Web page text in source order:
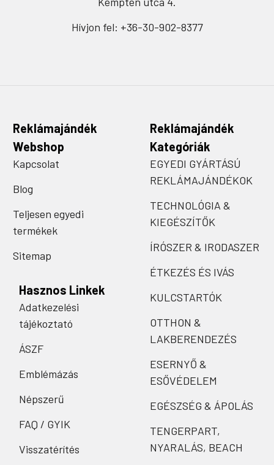
Hívjon fel: +36-30-902-8377
Reklámajándék
Webshop
Kapcsolat
Blog
Teljesen egyedi
termékek
Sitemap
Hasznos Linkek
Adatkezelési
tájékoztató
ÁSZF
Emblémázás
Népszerű
FAQ / GYIK
Visszatérítés
Reklámajándék
Kategóriák
EGYEDI GYÁRTÁSÚ
REKLÁMAJÁNDÉKOK
TECHNOLÓGIA &
KIEGÉSZÍTŐK
ÍRÓSZER & IRODASZER
ÉTKEZÉS ÉS IVÁS
KULCSTARTÓK
OTTHON &
LAKBERENDEZÉS
ESERNYŐ &
ESŐVÉDELEM
EGÉSZSÉG & ÁPOLÁS
TENGERPART,
NYARALÁS, BEACH